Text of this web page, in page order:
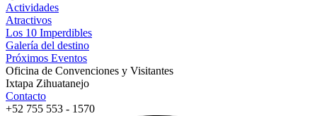
Actividades
Atractivos
Los 10 Imperdibles
Galería del destino
Próximos Eventos
Oficina de Convenciones y Visitantes
Ixtapa Zihuatanejo
Contacto
+52 755 553 - 1570